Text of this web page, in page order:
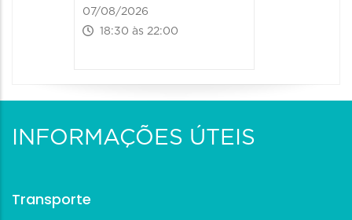
07/08/2026
18:30 às 22:00
INFORMAÇÕES ÚTEIS
Transporte